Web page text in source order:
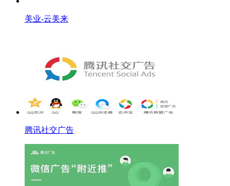
美业-云美来
腾讯社交广告